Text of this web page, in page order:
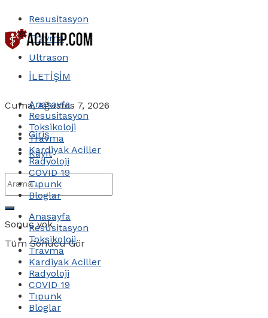
Resusitasyon
Travma
Ultrason
İLETİŞİM
Cuma, Ağustos 7, 2026
Giriş
Kayıt
Sonuç yok
Tüm Sonucu Gör
Anasayfa
Resusitasyon
Toksikoloji
Travma
Kardiyak Aciller
Radyoloji
COVID 19
Tıpunk
Bloglar
Anasayfa
Resusitasyon
Toksikoloji
Travma
Kardiyak Aciller
Radyoloji
COVID 19
Tıpunk
Bloglar